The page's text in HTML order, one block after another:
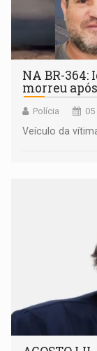
NA BR-
morreu
Polícia
Veículo da